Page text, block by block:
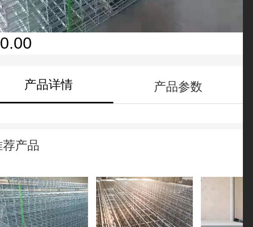
产品详情 产品参数
荐产品